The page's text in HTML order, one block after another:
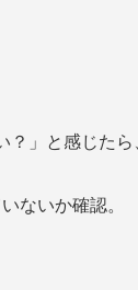
？」と感じた
ないか確認。